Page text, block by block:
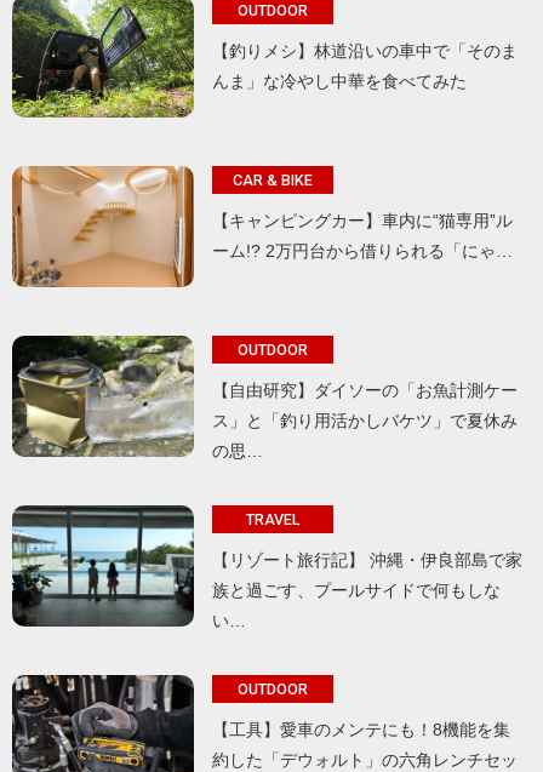
OUTDOOR
【釣りメシ】林道沿いの車中で「そのま
んま」な冷やし中華を食べてみた
CAR & BIKE
【キャンピングカー】車内に“猫専用”ル
ーム!? 2万円台から借りられる「にゃ…
OUTDOOR
【自由研究】ダイソーの「お魚計測ケー
ス」と「釣り用活かしバケツ」で夏休み
の思…
TRAVEL
【リゾート旅行記】 沖縄・伊良部島で家
族と過ごす、プールサイドで何もしな
い…
OUTDOOR
【工具】愛車のメンテにも！8機能を集
約した「デウォルト」の六角レンチセッ